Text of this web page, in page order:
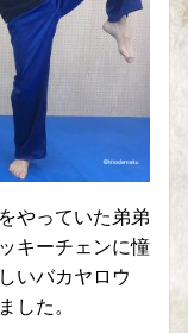
やっていた弟弟
キーチェンに憧
いバカヤロウ
した。